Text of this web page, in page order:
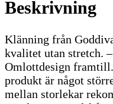
Beskrivning
Klänning från
kvalitet utan stretch.
Omlottdesign
produkt är något
mellan storlekar